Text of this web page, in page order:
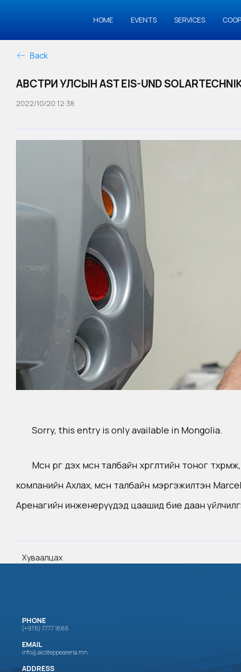
HOME EVENTS SERVICES
Back
АВСТРИ УЛСЫН AST EIS-UND
2022/10/20 12:38
Sorry, this entry is only available in Mongolia.
Мөсөн өргөө дэх мөсөн талбайн хөргөлтийн тоног
компанийн Ахлах, мөсөн талбайн мэргэжилтэн
Аренагийн инженерүүдэд цаашид бие даан
Хуваалцах
PHONE
(+976) 7777 1666
EMAIL
info@aicsteppearena.mn
ADDRESS